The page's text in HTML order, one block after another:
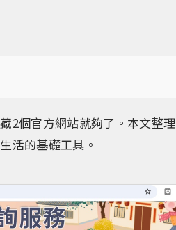
2個官方網站就夠了。本文整理
活的基礎工具。